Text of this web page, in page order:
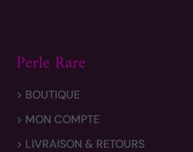
Perle Rare
> BOUTIQUE
> MON COMPTE
> LIVRAISON & RETOURS